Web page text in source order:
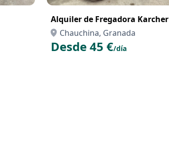
Alquiler de Fregadora Karcher
Chauchina, Granada
Desde 45 €/día